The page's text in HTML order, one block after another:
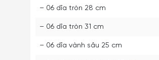
– 06 dĩa tròn 28 cm
– 06 dĩa tròn 31 cm
– 06 dĩa vành sâu 25 cm